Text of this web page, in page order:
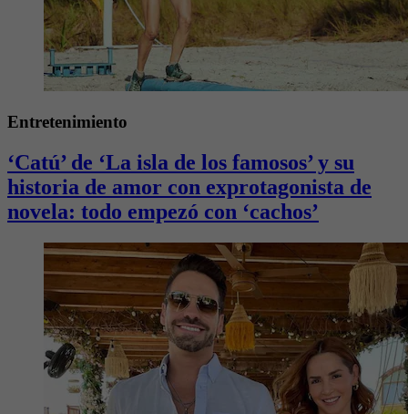
Entretenimiento
‘Catú’ de ‘La isla de los famosos’ y su
historia de amor con exprotagonista de
novela: todo empezó con ‘cachos’